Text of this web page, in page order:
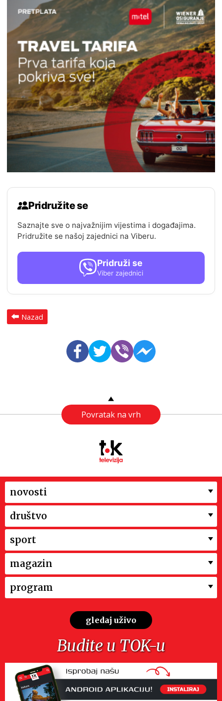
Pridružite se
Saznajte sve o najvažnijim vijestima i događajima.
Pridružite se našoj zajednici na Viberu.
Pridruži se
Viber zajednici
Nazad
Povratak na vrh
novosti
društvo
sport
magazin
program
gledaj uživo
Budite u TOK-u